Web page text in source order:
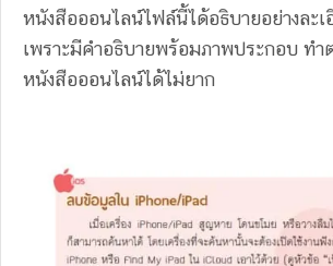
หนังสือออนไลน์ไฟล์นี้ได้อธิบายอย่างละเ
เพราะมีคำอธิบายพร้อมภาพประกอบ ท
หนังสือออนไลน์ได้ไม่ยาก